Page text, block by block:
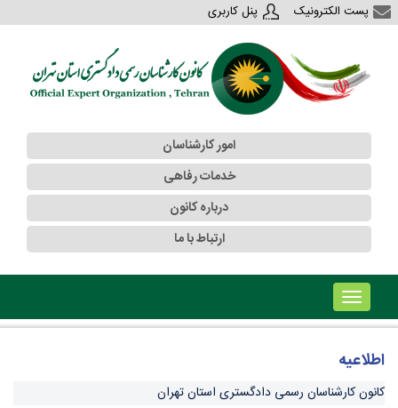
پست الکترونیک پنل کاربری
امور کارشناسان
خدمات رفاهی
درباره کانون
ارتباط با ما
!!!b۱!!!
اطلاعیه
کانون کارشناسان رسمی دادگستری استان تهران